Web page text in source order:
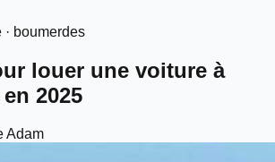
boumerdes
louer une voiture à
2025
Adam